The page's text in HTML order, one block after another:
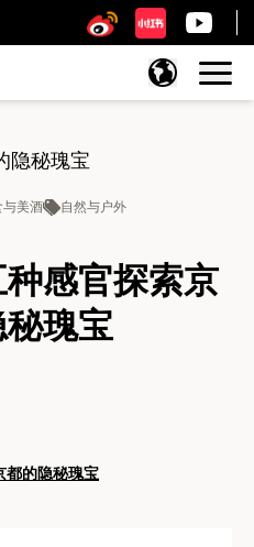
隐秘瑰宝
与美酒 自然与户外
感官探索京
瑰宝
都的隐秘瑰宝